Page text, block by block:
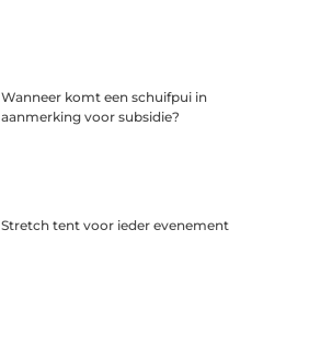
Wanneer komt een schuifpui in
aanmerking voor subsidie?
Stretch tent voor ieder evenement